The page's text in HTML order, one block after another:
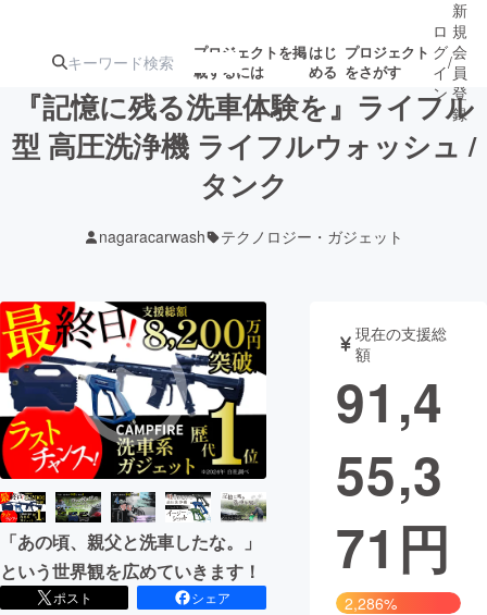
プロジェクトを掲
載するには
はじ
める
プロジェクト
をさがす
注目の新着プロ募集終了が近いプ
テクノロジー・ガジェット
映像・映画 書籍・雑誌
ビジネス・起業 チャレンジ
まちづくり・地域活性化
CAMPFIRE for Social Good
CAMPFIRE Creation
ロ
グ
イ
ン
/
新
規
会
員
登
録
『記憶に残る洗車体験を』ライフル
型 高圧洗浄機 ライフルウォッシュ /
タンク
nagaracarwash テクノロジー・ガジェット
「あの頃、親父と洗車したな。」
という世界観を広めていきます！
ポスト
シェア
現在の支援総
額
91,4
55,3
71 円
2,286%